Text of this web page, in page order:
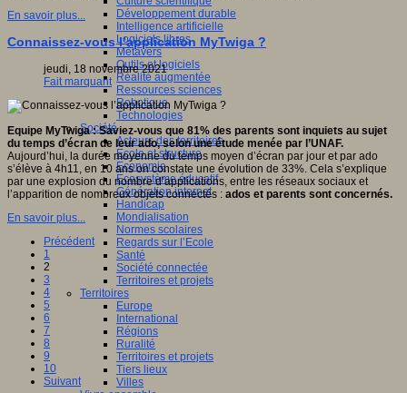
Développement durable
Intelligence artificielle
Logiciels libres
Métavers
Outils et logiciels
Réalité augmentée
Ressources sciences
Robotique
Technologies
Société
Acteurs des territoires
Ecole et structure
Economie
Ecosystème éducatif
Génération internet
Handicap
Mondialisation
Normes scolaires
Regards sur l’Ecole
Santé
Société connectée
Territoires et projets
Territoires
Europe
International
Régions
Ruralité
Territoires et projets
Tiers lieux
Villes
En savoir plus...
Connaissez-vous l’application MyTwiga ?
jeudi, 18 novembre 2021
Fait marquant
Equipe MyTwiga : Saviez-vous que 81% des parents sont inquiets au sujet
du temps d’écran de leur ado, selon une étude menée par l’UNAF.
Aujourd’hui, la durée moyenne du temps moyen d’écran par jour et par ado
s’élève à 4h11, en 10 ans on constate une évolution de 33%. Cela s’explique
par une explosion du nombre d’applications, entre les réseaux sociaux et
l’apparition de nombreux objets connectés : ados et parents sont concernés.
En savoir plus...
Précédent
1
2
3
4
5
6
7
8
9
10
Suivant